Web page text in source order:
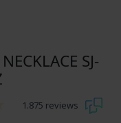
SJ-
1.875 reviews